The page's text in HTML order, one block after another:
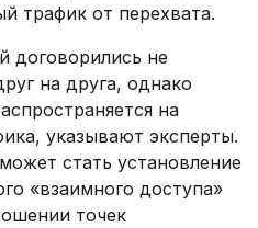
трафик от перехвата.
договорились не
на друга, однако
на
указывают эксперты.
стать установление
«взаимного доступа»
точек